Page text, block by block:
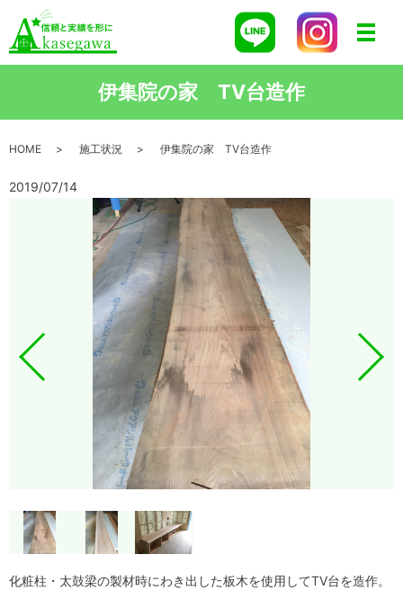
メニ
伊集院の家 TV台造作
HOME 施工状況 伊集院の家 TV台造作
2019/07/14
化粧柱・太鼓梁の製材時にわき出した板木を使用してTV台を造作。